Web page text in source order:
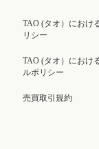
TAO (タオ）におけ
リシー
TAO (タオ）におけ
ルポリシー
売買取引規約